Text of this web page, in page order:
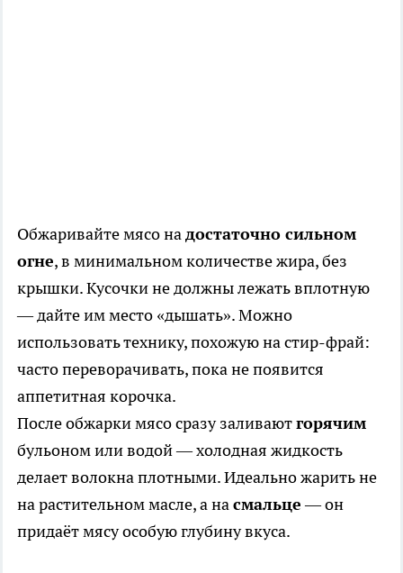
Обжаривайте мясо надостаточно сильном
огне, в минимальном количестве жира, без
крышки. Кусочки не должны лежать вплотную
— дайте им место «дышать». Можно
использовать технику, похожую на стир-фрай:
часто переворачивать, пока не появится
аппетитная корочка.
После обжарки мясо сразу заливаютгорячим
бульоном или водой — холодная жидкость
делает волокна плотными. Идеально жарить не
на растительном масле, а насмальце— он
придаёт мясу особую глубину вкуса.